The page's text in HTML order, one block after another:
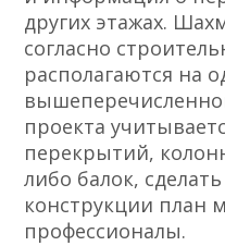
других этажах.
согласно
располагаются на
проекта
перекрытий,
либо балок,
конструкции план
профессионалы.